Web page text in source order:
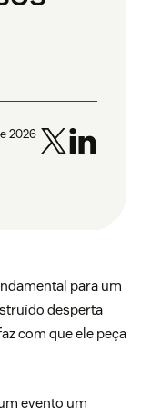
2026
para um
desperta
com que ele peça
evento um